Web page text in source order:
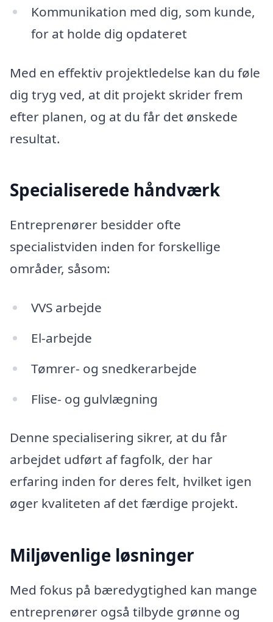
Kommunikation med dig, som kunde,
for at holde dig opdateret
Med en effektiv projektledelse kan du føle
dig tryg ved, at dit projekt skrider frem
efter planen, og at du får det ønskede
resultat.
Specialiserede håndværk
Entreprenører besidder ofte
specialistviden inden for forskellige
områder, såsom:
VVS arbejde
El-arbejde
Tømrer- og snedkerarbejde
Flise- og gulvlægning
Denne specialisering sikrer, at du får
arbejdet udført af fagfolk, der har
erfaring inden for deres felt, hvilket igen
øger kvaliteten af det færdige projekt.
Miljøvenlige løsninger
Med fokus på bæredygtighed kan mange
entreprenører også tilbyde grønne og